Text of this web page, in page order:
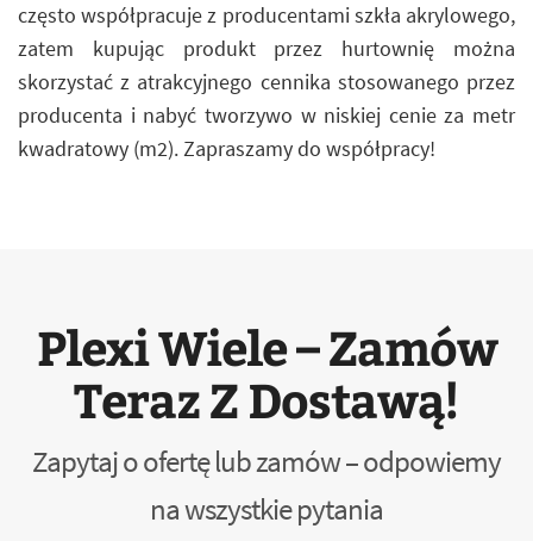
często współpracuje z producentami szkła akrylowego,
zatem kupując produkt przez hurtownię można
skorzystać z atrakcyjnego cennika stosowanego przez
producenta i nabyć tworzywo w niskiej cenie za metr
kwadratowy (m2). Zapraszamy do współpracy!
Plexi Wiele – Zamów
Teraz Z Dostawą!
Zapytaj o ofertę lub zamów – odpowiemy
na wszystkie pytania